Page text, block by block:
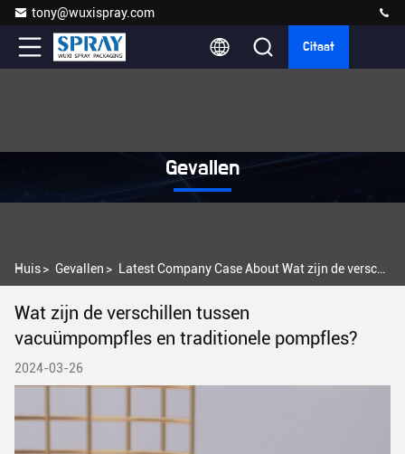
tony@wuxispray.com
Citaat
Gevallen
Huis> Gevallen >
Wat zijn de verschillen tussen
vacuümpompfles en traditionele pompfles?
2024-03-26